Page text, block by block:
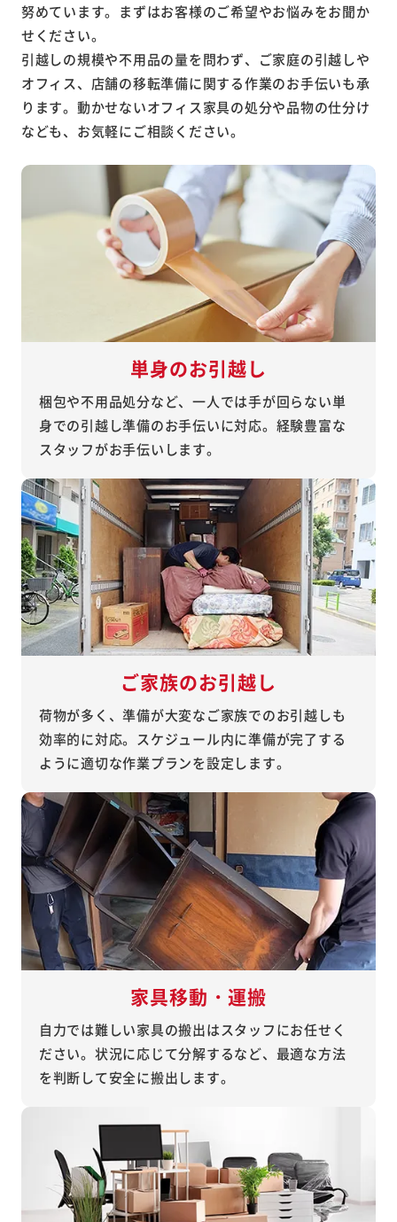
努めています。まずはお客様のご希望やお悩みをお聞か
せください。
引越しの規模や不用品の量を問わず、ご家庭の引越しや
オフィス、店舗の移転準備に関する作業のお手伝いも承
ります。動かせないオフィス家具の処分や品物の仕分け
なども、お気軽にご相談ください。
単身のお引越し
梱包や不用品処分など、一人では手が回らない単
身での引越し準備のお手伝いに対応。経験豊富な
スタッフがお手伝いします。
ご家族のお引越し
荷物が多く、準備が大変なご家族でのお引越しも
効率的に対応。スケジュール内に準備が完了する
ように適切な作業プランを設定します。
家具移動・運搬
自力では難しい家具の搬出はスタッフにお任せく
ださい。状況に応じて分解するなど、最適な方法
を判断して安全に搬出します。